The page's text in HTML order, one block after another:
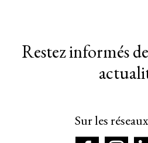
Restez informés
Sur les